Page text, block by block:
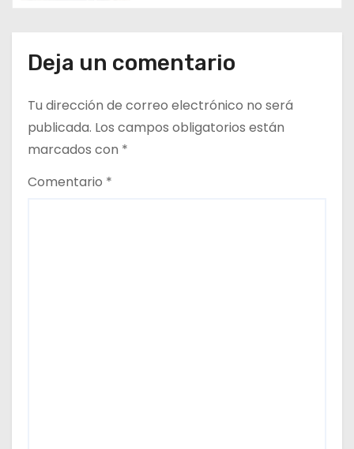
d
s
Deja un comentario
Tu dirección de correo electrónico no será
publicada. Los campos obligatorios están
marcados con *
Comentario *